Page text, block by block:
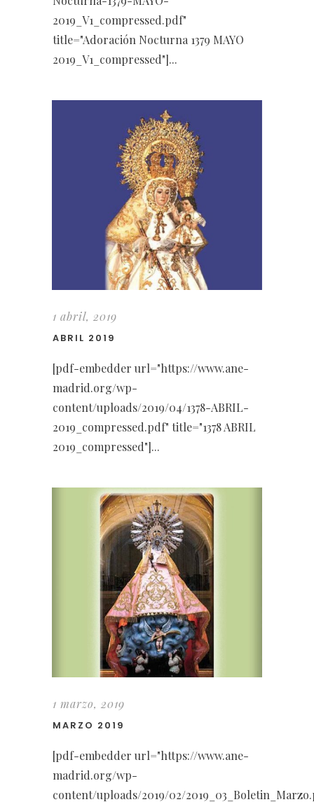
2019_V1_compressed.pdf"
title="Adoración Nocturna 1379 MAYO
2019_V1_compressed"]...
1 abril, 2019
ABRIL 2019
[pdf-embedder url="https://www.ane-
madrid.org/wp-
content/uploads/2019/04/1378-ABRIL-
2019_compressed.pdf" title="1378 ABRIL
2019_compressed"]...
1 marzo, 2019
MARZO 2019
[pdf-embedder url="https://www.ane-
madrid.org/wp-
content/uploads/2019/02/